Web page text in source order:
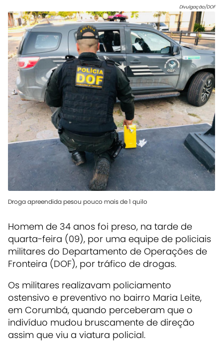
Divulgação/DOF
Droga apreendida pesou pouco mais de 1 quilo
Homem de 34 anos foi preso, na tarde de
quarta-feira (09), por uma equipe de policiais
militares do Departamento de Operações de
Fronteira (DOF), por tráfico de drogas.
Os militares realizavam policiamento
ostensivo e preventivo no bairro Maria Leite,
em Corumbá, quando perceberam que o
indivíduo mudou bruscamente de direção
assim que viu a viatura policial.